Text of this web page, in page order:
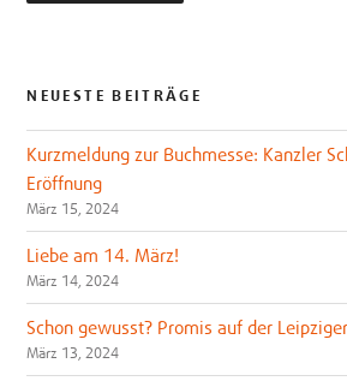
NEUESTE BEITRÄGE
Kurzmeldung zur Buchmesse: Kanzler
Eröffnung
März 15, 2024
Liebe am 14. März!
März 14, 2024
Schon gewusst? Promis auf der
März 13, 2024